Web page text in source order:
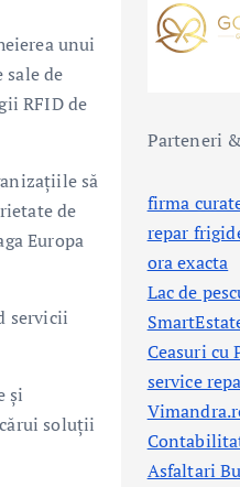
unui
de
RFID de
să
de
Europa
servicii
și
soluții
Parteneri
firma
repar
ora exacta
Lac de
Ceasuri cu
service
Asfaltari